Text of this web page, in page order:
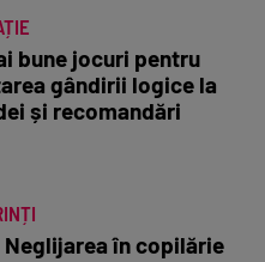
bune jocuri pentru
gândirii logice la
și recomandări
în copilărie